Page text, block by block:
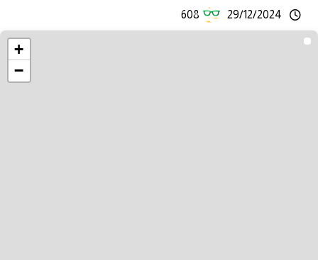
29/12/2024
608
+
−